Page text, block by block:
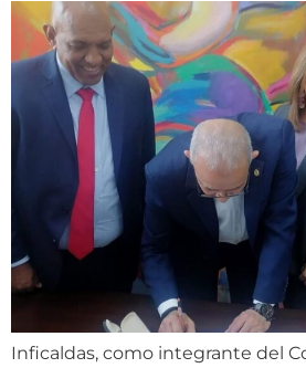
Inficaldas, como integrante del